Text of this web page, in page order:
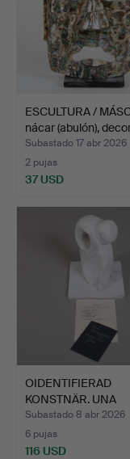
ESCULTURA /
nácar (abulón),
Subastado 17 abr 2026
2 pujas
37 USD
OIDENTIFIERAD
KONSTNÄR. UNA
ESCULTURA DE M…
Subastado 8 abr 2026
6 pujas
116 USD